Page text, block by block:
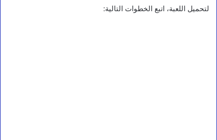
لتحميل اللعبة، اتبع الخطوات التالية: